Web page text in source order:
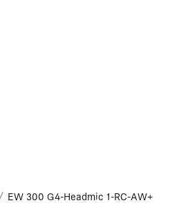
/ EW 300 G4-Headmic 1-RC-AW+